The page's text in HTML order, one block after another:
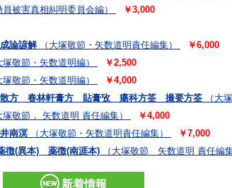
員被害真相糾明委員会編）
￥3,000
論諺解
（大塚敬節・矢数道明責任編集）
￥6,000
塚敬節・矢数道明編）
￥2,500
塚敬節・矢数道明編）
￥4,000
方 春林軒膏方 貼膏攷 瘍科方筌 撮要方筌
（大
塚敬節， 矢数道明 責任編集）
￥4,000
南溟
（大塚敬節・矢数道明責任編集）
￥7,000
(異本) 薬徴(南涯本)
（大塚敬節 矢数道明 責任編集
新着情報